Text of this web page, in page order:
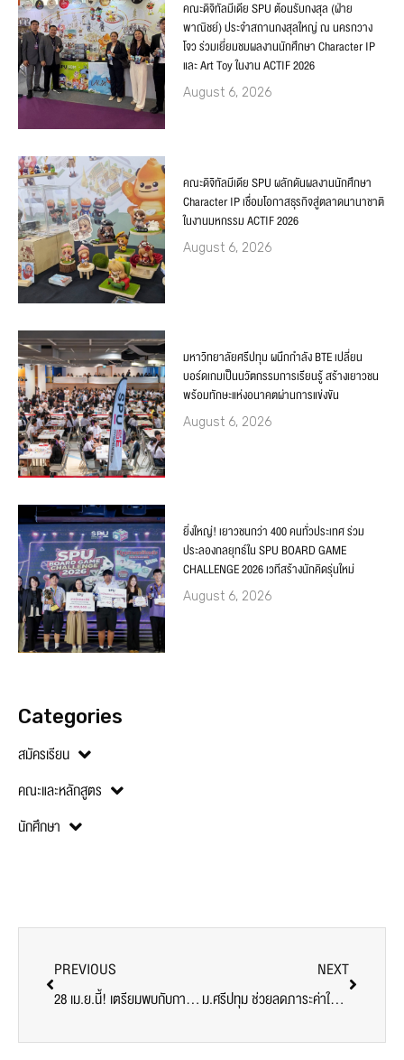
คณะดิจิทัลมีเดีย SPU ต้อนรับกงสุล (ฝ่าย
พาณิชย์) ประจำสถานกงสุลใหญ่ ณ นครกวาง
โจว ร่วมเยี่ยมชมผลงานนักศึกษา Character IP
และ Art Toy ในงาน ACTIF 2026
August 6, 2026
คณะดิจิทัลมีเดีย SPU ผลักดันผลงานนักศึกษา
Character IP เชื่อมโอกาสธุรกิจสู่ตลาดนานาชาติ
ในงานมหกรรม ACTIF 2026
August 6, 2026
มหาวิทยาลัยศรีปทุม ผนึกกำลัง BTE เปลี่ยน
บอร์ดเกมเป็นนวัตกรรมการเรียนรู้ สร้างเยาวชน
พร้อมทักษะแห่งอนาคตผ่านการแข่งขัน
August 6, 2026
ยิ่งใหญ่! เยาวชนกว่า 400 คนทั่วประเทศ ร่วม
ประลองกลยุทธ์ใน SPU BOARD GAME
CHALLENGE 2026 เวทีสร้างนักคิดรุ่นใหม่
August 6, 2026
Categories
สมัครเรียน
คณะและหลักสูตร
นักศึกษา
PREVIOUS
28 เม.ย.นี้! เตรียมพบกับการประกวดไอเดียสร้างสรรค์ “Mission Innovator 2021” สร้างนวัตกรรมทางสังคม
NEXT
ม.ศรีปทุม ช่วยลดภาระค่าใช้จ่ายของนักศึกษา ที่ได้รับผลกระทบจากการระบาด COVID-19 รอบ 3